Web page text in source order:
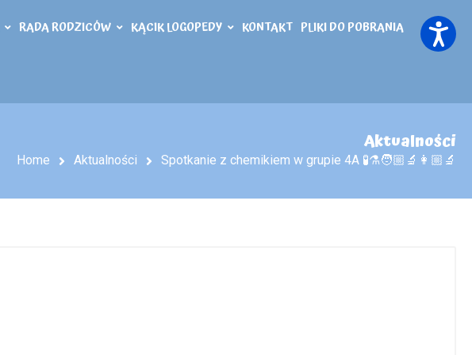
RADA RODZICÓW KĄCIK LOGOPEDY KONTAKT PLIKI DO POBRANIA
Aktualności
Home Aktualności Spotkanie z chemikiem w grupie 4A 🧪⚗️🧑🏼‍🔬👩🏼‍🔬